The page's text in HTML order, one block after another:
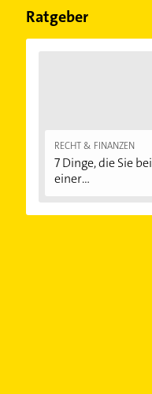
Ratgeber
RECHT & FINANZEN
7 Dinge, die Sie bei
einer